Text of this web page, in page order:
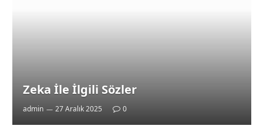
Zeka İle İlgili Sözler
admin 27 Aralık 2025 0